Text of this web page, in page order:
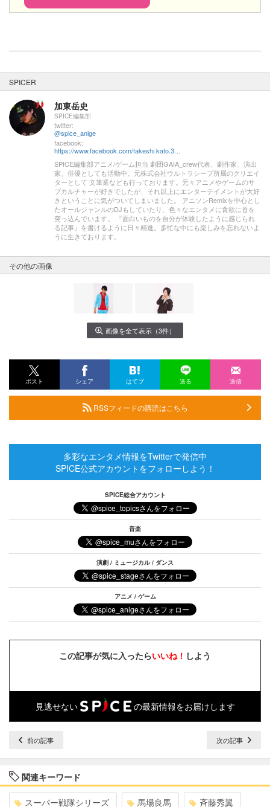
SPICER
加東岳史
SPICE編集部
twitter:
@spice_anige
facebook:
https://www.facebook.com/takeshi.kato.3557
SPICE編集部アニメ/ゲーム担当 劇団GAIA_crew代表、劇作家、演出
家、俳優としても活動中。元株式会社ウルトラシープ所属のクリエイ
ターとして 文筆業なども行っております。元々アニメやゲームのサ
ブカルチャーが好きでしたが、それ以上にエンターテイメントが大好
きということに気がついてしまいました。 アニソンRemixを中心とし
たオールジャンルのDJもしていたり、色々なエンタメに貪欲に首を
突っ込んでいます。 『面白いものを自分が体験したように感じられ
る記事』を書けるように日々精進。多忙な中にも楽しみを忘れないよ
うに生きております。
その他の画像
画像を全て表示（3件）
ポスト シェア はてブ 送る 送信
RSSフィードの購読はこちら
多彩なエンタメ情報をTwitterで発信中
SPICE公式アカウントをフォローしよう！
SPICE総合アカウント
音楽
演劇 / ミュージカル / ダンス
アニメ / ゲーム
この記事が気に入ったらいいね！ しよう
見逃せない の最新情報をお届けします
前の記事 次の記事
関連キーワード
スーパー戦隊シリーズ 馬場良馬 斉藤秀翼